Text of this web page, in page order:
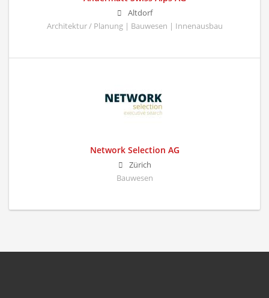
Altdorf
Architektur / Planung | Bauwesen | Innenausbau
Network Selection AG
Zürich
Bauwesen